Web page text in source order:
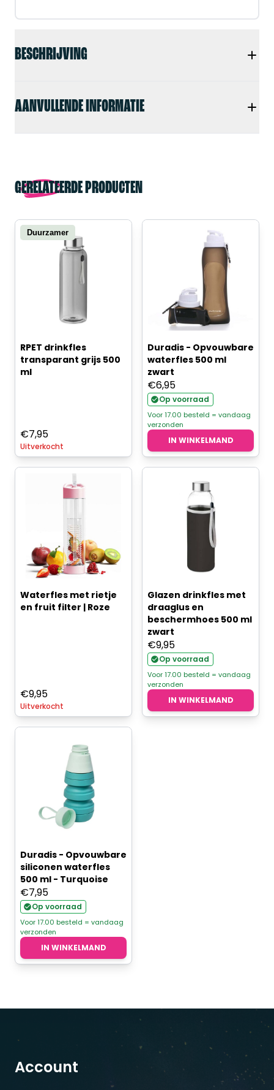
BESCHRIJVING
AANVULLENDE INFORMATIE
GERELATEERDE PRODUCTEN
Duurzamer
RPET drinkfles
transparant grijs 500
ml
€7,95
Uitverkocht
Duradis - Opvouwbare
waterfles 500 ml
zwart
€6,95
Op voorraad
Voor 17.00 besteld = vandaag
verzonden
IN WINKELMAND
Waterfles met rietje
en fruit filter | Roze
€9,95
Uitverkocht
Glazen drinkfles met
draaglus en
beschermhoes 500 ml
zwart
€9,95
Op voorraad
Voor 17.00 besteld = vandaag
verzonden
IN WINKELMAND
Duradis - Opvouwbare
siliconen waterfles
500 ml - Turquoise
€7,95
Op voorraad
Voor 17.00 besteld = vandaag
verzonden
IN WINKELMAND
Account